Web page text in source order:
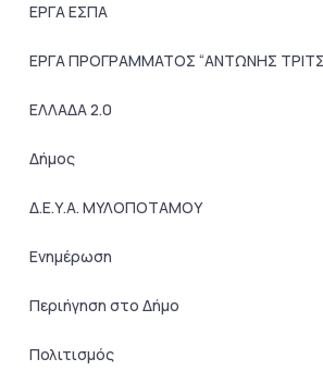
ΕΡΓΑ ΕΣΠΑ
ΕΡΓΑ ΠΡΟΓΡΑΜΜΑΤΟΣ “ΑΝΤΩΝΗΣ
ΕΛΛΑΔΑ 2.0
Δήμος
Δ.Ε.Υ.Α. ΜΥΛΟΠΟΤΑΜΟΥ
Ενημέρωση
Περιήγηση στο Δήμο
Πολιτισμός